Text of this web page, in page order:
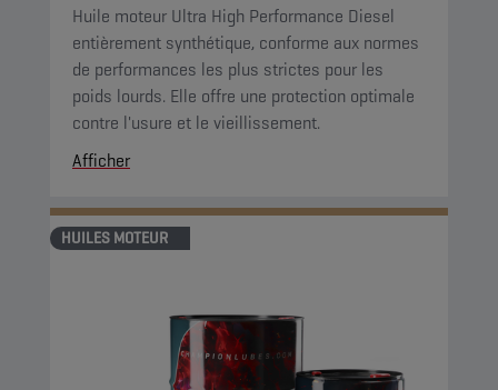
Huile moteur Ultra High Performance Diesel
entièrement synthétique, conforme aux normes
de performances les plus strictes pour les
poids lourds. Elle offre une protection optimale
contre l'usure et le vieillissement.
Afficher
HUILES MOTEUR